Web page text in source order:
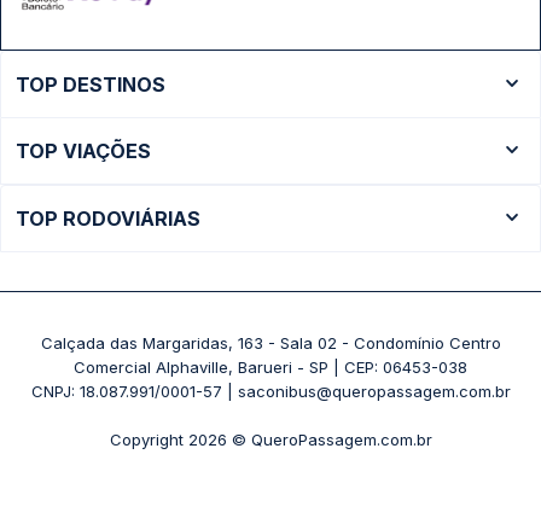
TOP DESTINOS
Ônibus São Paulo
TOP VIAÇÕES
Passagens Pássaro Marron
+ Viações
TOP RODOVIÁRIAS
Rodoviária Belo Horizonte - Gov. Israel Pinheiro (Tergip)
Rodoviária Curitiba
+ Rodoviárias
Calçada das Margaridas, 163 - Sala 02 - Condomínio Centro
Comercial Alphaville, Barueri - SP | CEP: 06453-038
CNPJ: 18.087.991/0001-57 | saconibus@queropassagem.com.br
Copyright 2026 © QueroPassagem.com.br